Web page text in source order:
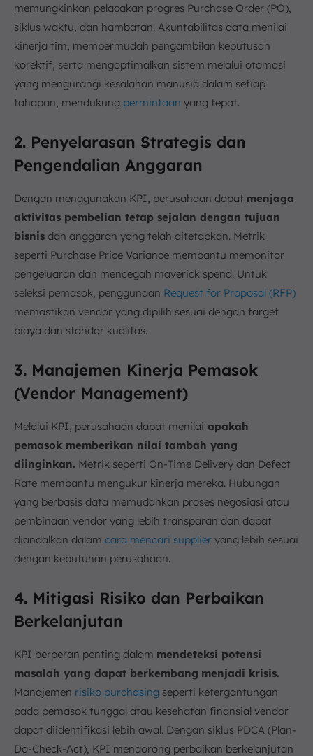
memungkinkan pelacakan progres Purchase Order (PO),
siklus waktu, dan hambatan. Akuntabilitas data menilai
kinerja tim, mempermudah pengambilan keputusan
korektif, serta mengoptimalkan sistem melalui otomasi
yang mengurangi kesalahan manusia dalam setiap
tahapan, mendukung permintaan yang tepat.
2. Penyelarasan Strategis dan
Pengendalian Anggaran
Dengan menggunakan KPI, perusahaan dapat menjaga
aktivitas pembelian tetap sejalan dengan tujuan
bisnis dan anggaran yang telah ditetapkan. Metrik
seperti Purchase Price Variance membantu memonitor
pengeluaran dan mencegah maverick spend. Untuk
seleksi pemasok, penggunaan Request for Proposal (RFP)
memastikan vendor yang dipilih sesuai dengan target
biaya dan standar kualitas.
3. Manajemen Kinerja Pemasok
(Vendor Management)
Melalui KPI, perusahaan dapat menilai apakah
pemasok memberikan nilai tambah yang
diinginkan. Metrik seperti On-Time Delivery dan Defect
Rate membantu mengukur kinerja mereka. Hubungan
yang berbasis data memudahkan proses negosiasi atau
pembinaan vendor yang lebih transparan dan dapat
diandalkan dalam cara mencari supplier yang lebih sesuai
dengan kebutuhan perusahaan.
4. Mitigasi Risiko dan Perbaikan
Berkelanjutan
KPI berperan penting dalam mendeteksi potensi
masalah yang dapat berkembang menjadi krisis.
Manajemen risiko purchasing seperti ketergantungan
pada pemasok tunggal atau kesehatan finansial vendor
dapat diidentifikasi lebih awal. Dengan siklus PDCA (Plan-
Do-Check-Act), KPI mendorong perbaikan berkelanjutan